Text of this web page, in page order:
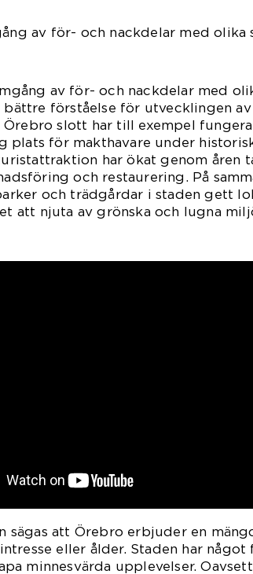
av för- och nackdelar med olika
av för- och nackdelar med
bättre förståelse för utvecklingen av
slott har till exempel
plats för makthavare under
har ökat genom åren
och restaurering. På
och trädgårdar i staden gett
att njuta av grönska och lugna
sägas att Örebro erbjuder en
eller ålder. Staden har något
minnesvärda upplevelser.